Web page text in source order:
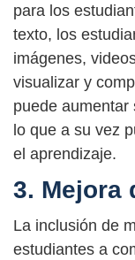
para los
texto, los
imágenes,
visualizar y
puede aumentar
lo que a su vez
el aprendizaje.
3. Mejora
La inclusión de
estudiantes a